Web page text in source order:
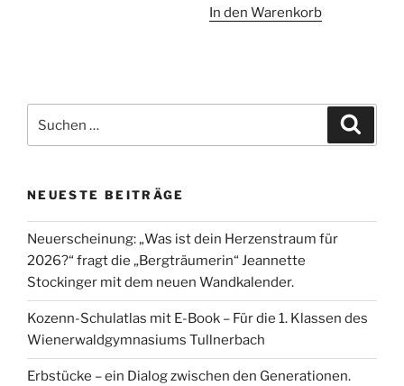
In den Warenkorb
nach:
NEUESTE BEITRÄGE
Neuerscheinung: „Was ist dein Herzenstraum für
2026?“ fragt die „Bergträumerin“ Jeannette
Stockinger mit dem neuen Wandkalender.
Kozenn-Schulatlas mit E-Book – Für die 1. Klassen des
Wienerwaldgymnasiums Tullnerbach
Erbstücke – ein Dialog zwischen den Generationen.